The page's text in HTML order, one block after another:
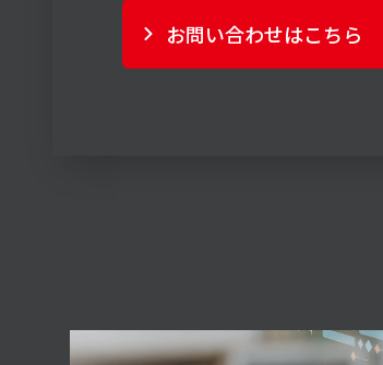
お問い合わせはこちら